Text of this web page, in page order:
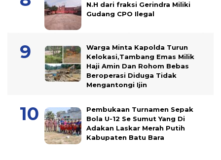
N.H dari fraksi Gerindra Miliki
Gudang CPO Ilegal
Warga Minta Kapolda Turun
Kelokasi,Tambang Emas Milik
Haji Amin Dan Rohom Bebas
Beroperasi Diduga Tidak
Mengantongi Ijin
Pembukaan Turnamen Sepak
Bola U-12 Se Sumut Yang Di
Adakan Laskar Merah Putih
Kabupaten Batu Bara